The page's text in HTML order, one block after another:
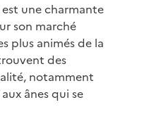
une charmante
son marché
plus animés de la
des
notamment
ânes qui se